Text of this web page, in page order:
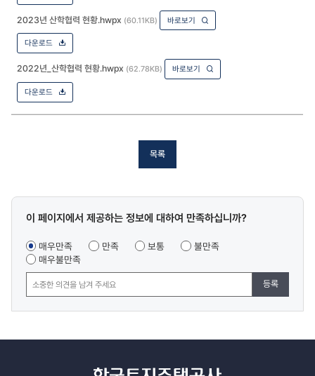
2023년 산학협력 현황.hwpx (60.11KB) 바로보기
다운로드
2022년_산학협력 현황.hwpx (62.78KB) 바로보기
다운로드
목록
콘텐츠
조사
이 페이지에서 제공하는 정보에 대하여 만족하십니까?
매우만족 만족 보통
불만족
매우불만족
등록